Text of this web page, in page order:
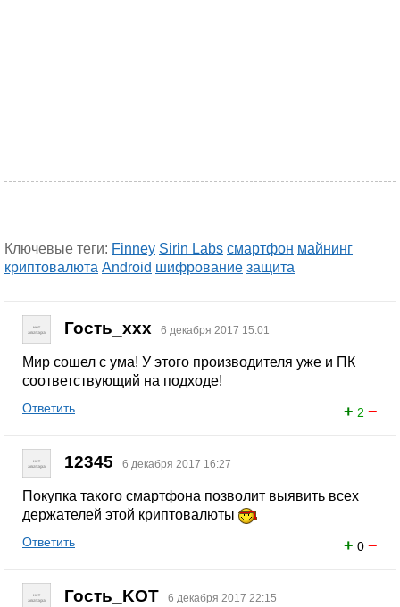
Ключевые теги: Finney Sirin Labs смартфон майнинг
криптовалюта Android шифрование защита
Гость_xxx 6 декабря 2017 15:01
Мир сошел с ума! У этого производителя уже и ПК
соответствующий на подходе!
+ 2 −
Ответить
12345 6 декабря 2017 16:27
Покупка такого смартфона позволит выявить всех
держателей этой криптовалюты
+ 0 −
Ответить
Гость_KOT 6 декабря 2017 22:15